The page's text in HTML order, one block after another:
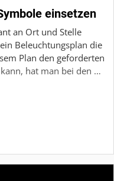
einsetzen
an Ort und Stelle
Beleuchtungsplan die
Plan den geforderten
hat man bei den …